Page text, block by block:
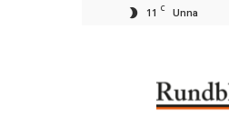
11 C Unna